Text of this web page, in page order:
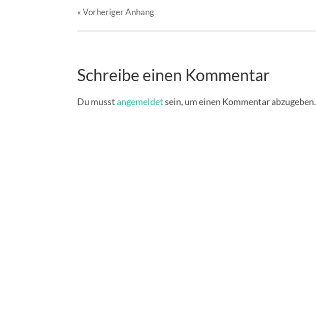
« VorherigerAnhang
Schreibe einen Kommentar
Du musstangemeldetsein, um einen Kommentar abzugeben.